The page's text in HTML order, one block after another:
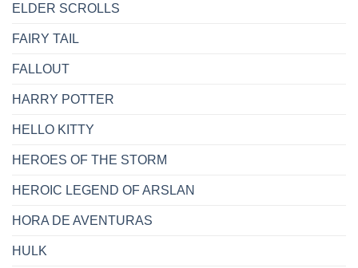
ELDER SCROLLS
FAIRY TAIL
FALLOUT
HARRY POTTER
HELLO KITTY
HEROES OF THE STORM
HEROIC LEGEND OF ARSLAN
HORA DE AVENTURAS
HULK